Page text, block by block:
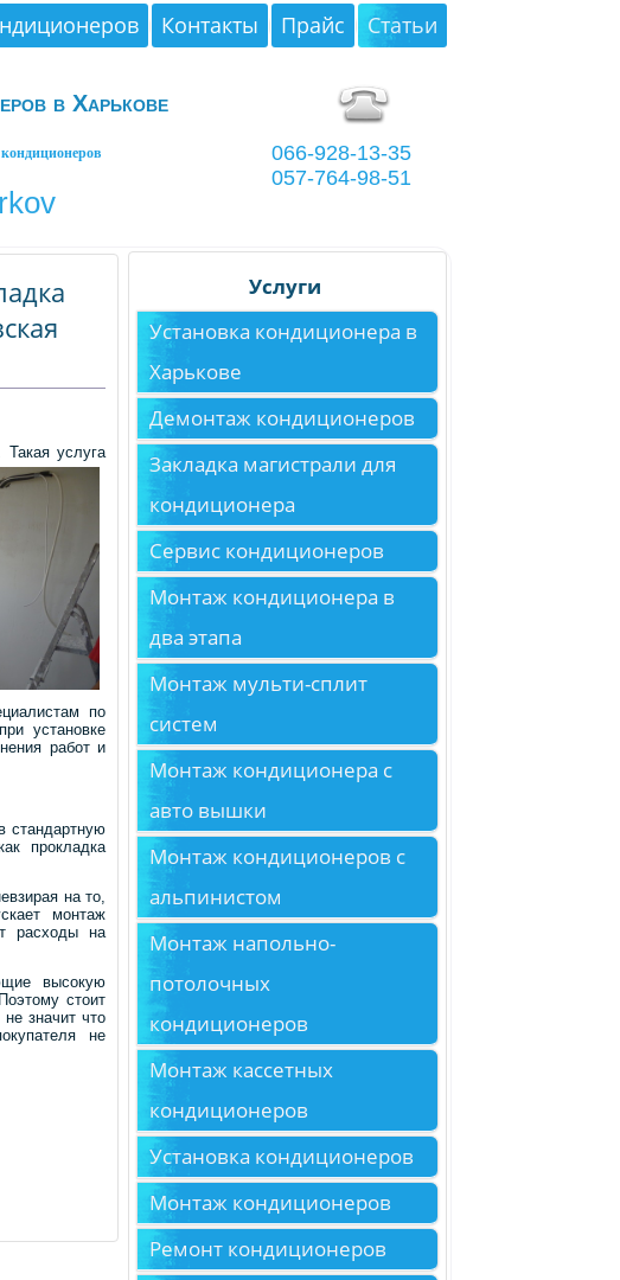
Контакты Прайс Статьи
066-928-13-35
057-764-98-51
в Харькове
услуга
по
установке
работ и
стандартную
прокладка
на то,
монтаж
расходы на
высокую
стоит
значит что
не
Услуги
Установка кондиционера в
Харькове
Демонтаж кондиционеров
Закладка магистрали для
кондиционера
Сервис кондиционеров
Монтаж кондиционера в
два этапа
Монтаж мульти-сплит
систем
Монтаж кондиционера с
авто вышки
Монтаж кондиционеров с
альпинистом
Монтаж напольно-
потолочных
кондиционеров
Монтаж кассетных
кондиционеров
Установка кондиционеров
Монтаж кондиционеров
Ремонт кондиционеров